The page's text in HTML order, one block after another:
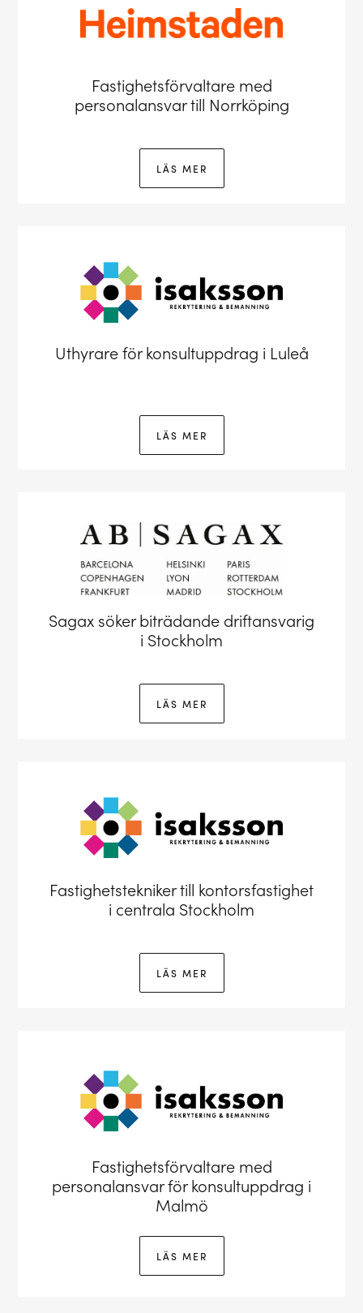
Fastighetsförvaltare med
personalansvar till Norrköping
LÄS MER
Uthyrare för konsultuppdrag i Luleå
LÄS MER
Sagax söker biträdande driftansvarig
i Stockholm
LÄS MER
Fastighetstekniker till kontorsfastighet
i centrala Stockholm
LÄS MER
Fastighetsförvaltare med
personalansvar för konsultuppdrag i
Malmö
LÄS MER